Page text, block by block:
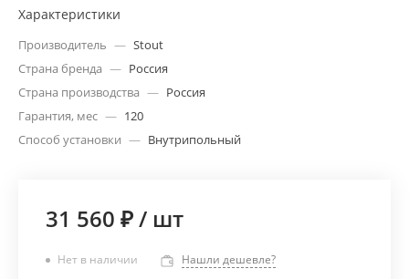
Характеристики
Производитель — Stout
Страна бренда — Россия
Страна производства — Россия
Гарантия, мес — 120
Способ установки — Внутрипольный
31 560 ₽/ шт
Нет в наличии Нашли дешевле?